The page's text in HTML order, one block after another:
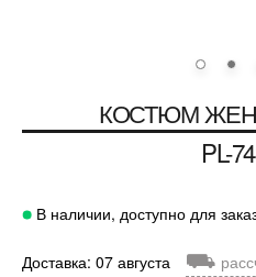
КОСТЮМ
PL-
В наличии, доступно для
Доставка: 07 августа ⛟